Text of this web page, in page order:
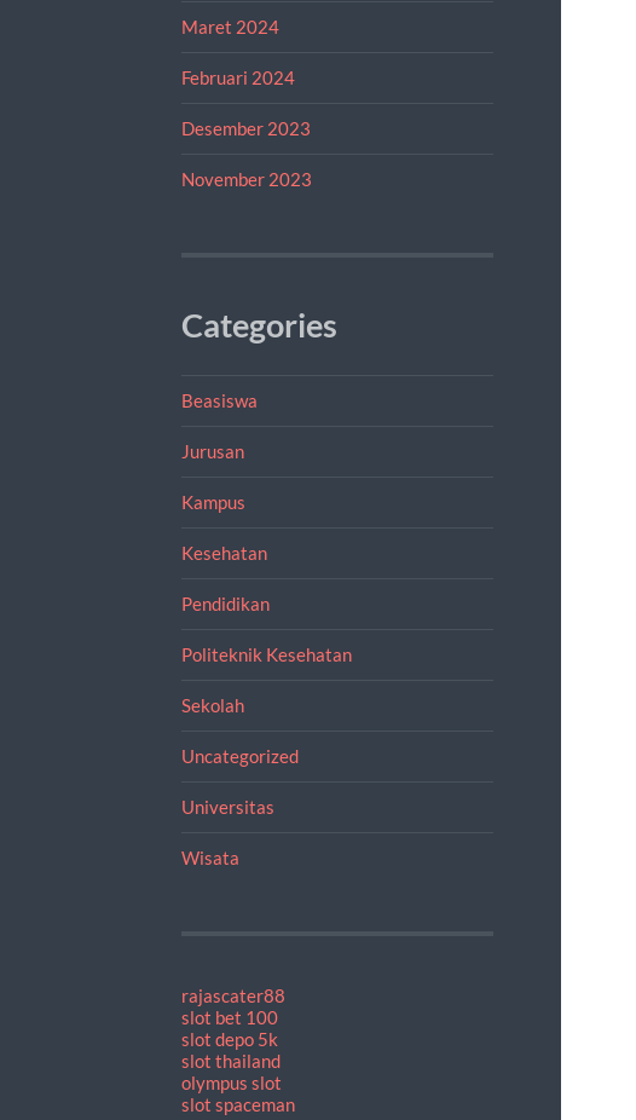
Maret 2024
Februari 2024
Desember 2023
November 2023
Categories
Beasiswa
Jurusan
Kampus
Kesehatan
Pendidikan
Politeknik Kesehatan
Sekolah
Uncategorized
Universitas
Wisata
rajascater88
slot bet 100
slot depo 5k
slot thailand
olympus slot
slot spaceman